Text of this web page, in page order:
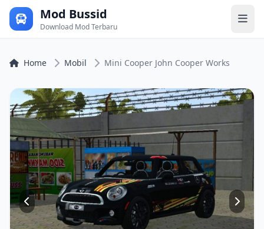
Mod Bussid
Download Mod Terbaru
Home Mobil Mini Cooper John Cooper Works